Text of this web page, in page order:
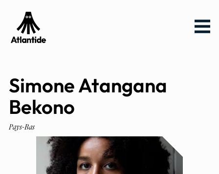
Aller
au
menu
Aller au
contenu
Menu
Simone Atangana
Bekono
Pays-Bas